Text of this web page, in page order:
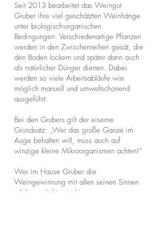
Seit 2013 bearbeitet das Weingut
Gruber ihre viel geschätzten Weinhänge
unter biologisch-organischen
Bedingungen. Verschiedenartige Pflanzen
werden in den Zwischenreihen gesät, die
den Boden lockern und später dann auch
als natürlicher Dünger dienen. Dabei
werden so viele Arbeitsabläufe wie
möglich manuell und umweltschonend
ausgeführt.
Bei den Grubers gilt der eiserne
Grundsatz: „Wer das große Ganze im
Auge behalten will, muss auch auf
winzige kleine Mikroorganismen achten!“
Wer im Hause Gruber die
Weingewinnung mit allen seinen Sinnen
erleben möchte, ist hierzu gerne